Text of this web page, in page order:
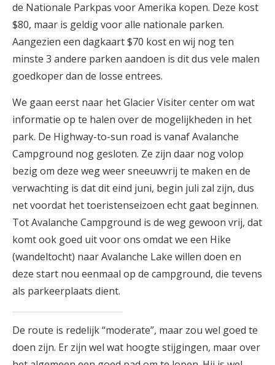
de Nationale Parkpas voor Amerika kopen. Deze kost
$80, maar is geldig voor alle nationale parken.
Aangezien een dagkaart $70 kost en wij nog ten
minste 3 andere parken aandoen is dit dus vele malen
goedkoper dan de losse entrees.
We gaan eerst naar het Glacier Visiter center om wat
informatie op te halen over de mogelijkheden in het
park. De Highway-to-sun road is vanaf Avalanche
Campground nog gesloten. Ze zijn daar nog volop
bezig om deze weg weer sneeuwvrij te maken en de
verwachting is dat dit eind juni, begin juli zal zijn, dus
net voordat het toeristenseizoen echt gaat beginnen.
Tot Avalanche Campground is de weg gewoon vrij, dat
komt ook goed uit voor ons omdat we een Hike
(wandeltocht) naar Avalanche Lake willen doen en
deze start nou eenmaal op de campground, die tevens
als parkeerplaats dient.
De route is redelijk “moderate”, maar zou wel goed te
doen zijn. Er zijn wel wat hoogte stijgingen, maar over